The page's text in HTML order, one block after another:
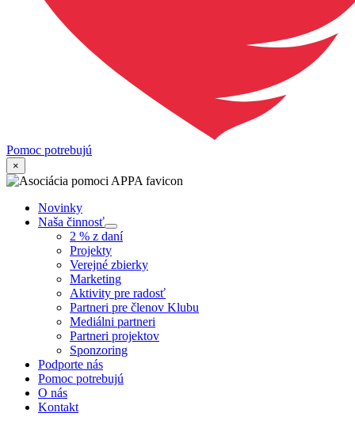
Pomoc potrebujú
×
Novinky
Naša činnosť
Submenu
2 % z daní
Projekty
Verejné zbierky
Marketing
Aktivity pre radosť
Partneri pre členov Klubu
Mediálni partneri
Partneri projektov
Sponzoring
Podporte nás
Pomoc potrebujú
O nás
Kontakt